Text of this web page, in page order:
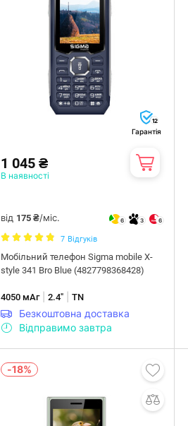
12
Гарантія
1 045 ₴
В наявності
від 175 ₴/міс. 6 3 6
7 Відгуків
Мобiльний телефон Sigma mobile X-
style 341 Bro Blue (4827798368428)
4050 мАг|2.4" |TN
Безкоштовна доставка
Відправимо завтра
-18%